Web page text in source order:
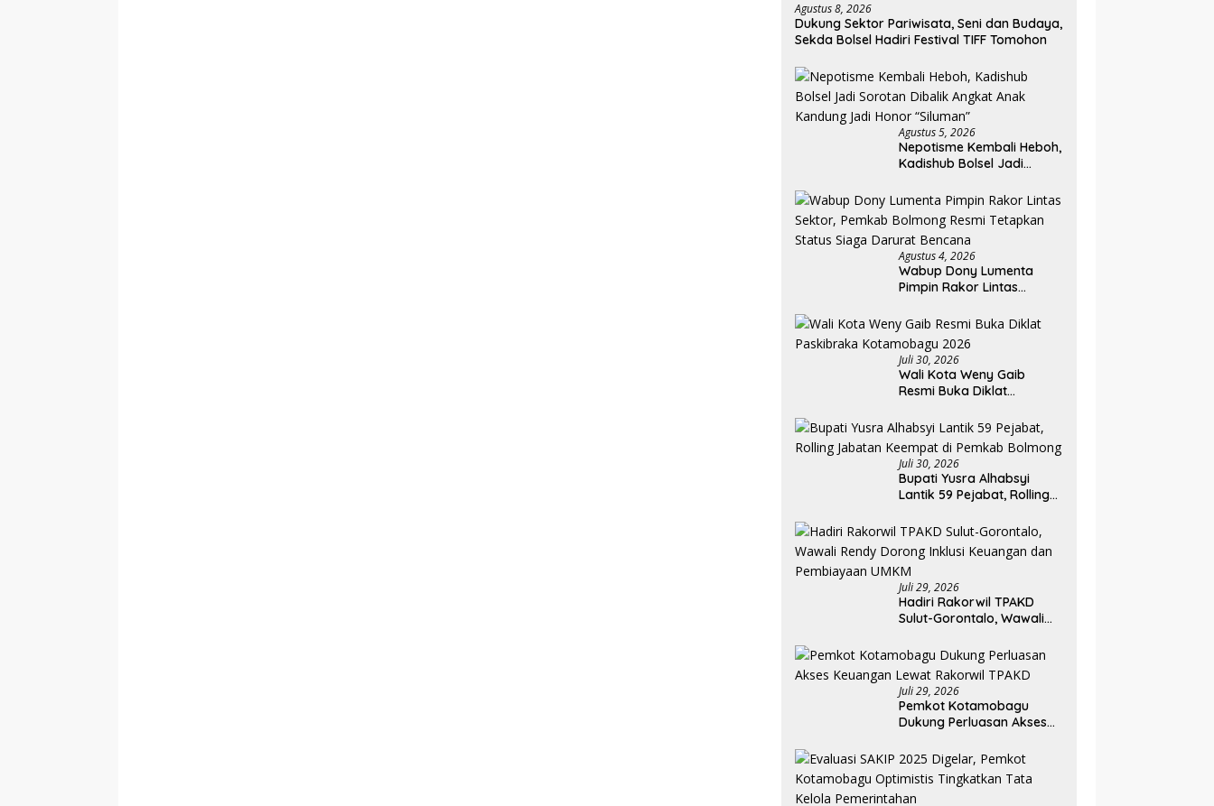
Agustus 8, 2026
Dukung Sektor Pariwisata, Seni dan Budaya,
Sekda Bolsel Hadiri Festival TIFF Tomohon
Agustus 5, 2026
Nepotisme Kembali Heboh,
Kadishub Bolsel Jadi
Anak Kandung Jadi Honor
“Siluman”
Agustus 4, 2026
Wabup Dony Lumenta
Pimpin Rakor Lintas
Resmi Tetapkan Status
Siaga Darurat Bencana
Juli 30, 2026
Wali Kota Weny Gaib
Resmi Buka Diklat
2026
Juli 30, 2026
Bupati Yusra Alhabsyi
Lantik 59 Pejabat, Rolling
Pemkab Bolmong
Juli 29, 2026
Hadiri Rakorwil TPAKD
Sulut-Gorontalo, Wawali
Keuangan dan
Pembiayaan UMKM
Juli 29, 2026
Pemkot Kotamobagu
Dukung Perluasan Akses
TPAKD